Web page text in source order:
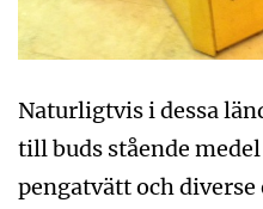
Naturligtvis i dessa
till buds stående
pengatvätt och